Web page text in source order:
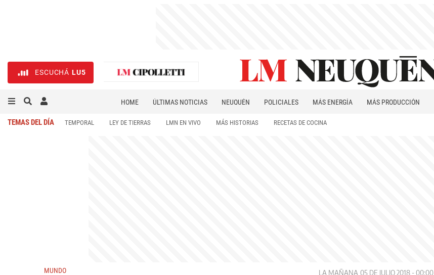
ESCUCHÁ LU5
HOME ÚLTIMAS NOTICIAS NEUQUÉN POLICIALES MÁS ENERGÍA MÁS PRODUCCIÓN
TEMAS DEL DÍA TEMPORAL LEY DE TIERRAS LMN EN VIVO MÁS HISTORIAS RECETAS DE COCINA
MUNDO LA MAÑANA 05 DE JULIO 2018 - 00:00